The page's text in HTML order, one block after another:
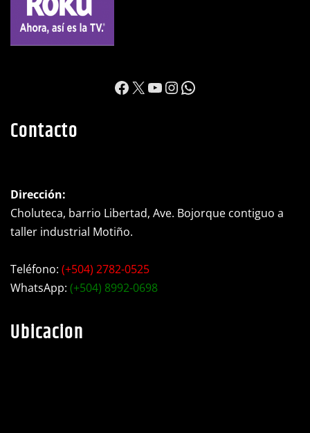
Choluteca, barrio Libertad, Ave. Bojorque contiguo a
taller industrial Motiño.
WhatsApp:(+504) 8992-0698